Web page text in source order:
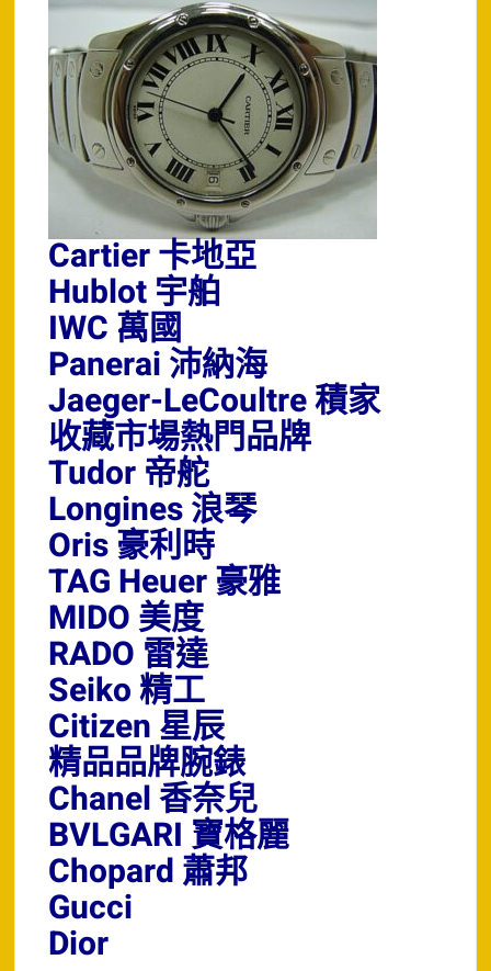
Cartier 卡地亞
Hublot 宇舶
IWC 萬國
Panerai 沛納海
Jaeger-LeCoultre 積家
收藏市場熱門品牌
Tudor 帝舵
Longines 浪琴
Oris 豪利時
TAG Heuer 豪雅
MIDO 美度
RADO 雷達
Seiko 精工
Citizen 星辰
精品品牌腕錶
Chanel 香奈兒
BVLGARI 寶格麗
Chopard 蕭邦
Gucci
Dior